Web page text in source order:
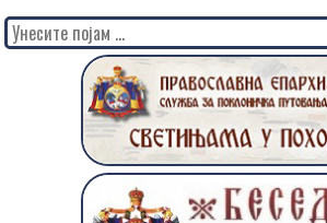
Search
for: